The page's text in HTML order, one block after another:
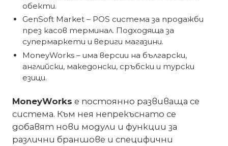
обекти.
GenSoft Market – POS система за продажби
през касов терминал. Подходяща за
супермаркети и вериги магазини.
MoneyWorks – има версии на български,
английски, македонски, сръбски и турски
езици.
MoneyWorks е постоянно развиваща се
система. Към нея непрекъснато се
добавят нови модули и функции за
различни браншове и специфични